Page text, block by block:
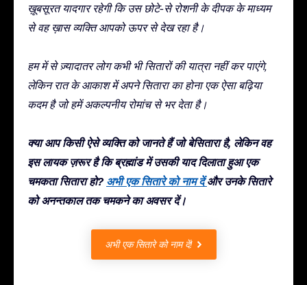
ख़ूबसूरत यादगार रहेगी कि उस छोटे-से रोशनी के दीपक के माध्यम
से वह ख़ास व्यक्ति आपको ऊपर से देख रहा है।
हम में से ज़्यादातर लोग कभी भी सितारों की यात्रा नहीं कर पाएंगे,
लेकिन रात के आकाश में अपने सितारा का होना एक ऐसा बढ़िया
कदम है जो हमें अकल्पनीय रोमांच से भर देता है।
क्या आप किसी ऐसे व्यक्ति को जानते हैं जो बेसितारा है, लेकिन वह
इस लायक ज़रूर है कि ब्रह्मांड में उसकी याद दिलाता हुआ एक
चमकता सितारा हो? अभी एक सितारे को नाम देंऔर उनके सितारे
को अनन्तकाल तक चमकने का अवसर दें।
अभी एक सितारे को नाम दें!